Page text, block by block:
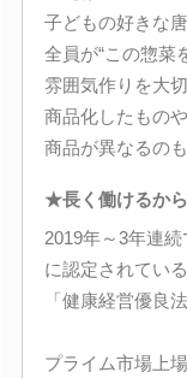
子どもの好きな
全員が“この惣菜
雰囲気作りを大
商品化したもの
商品が異なるの
★長く働けるか
2019年～3年連続
に認定されてい
「健康経営優良
プライム市場上